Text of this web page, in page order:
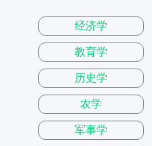
经济学
教育学
历史学
农学
军事学